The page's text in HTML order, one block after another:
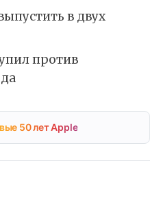
в двух
против
50 лет Apple